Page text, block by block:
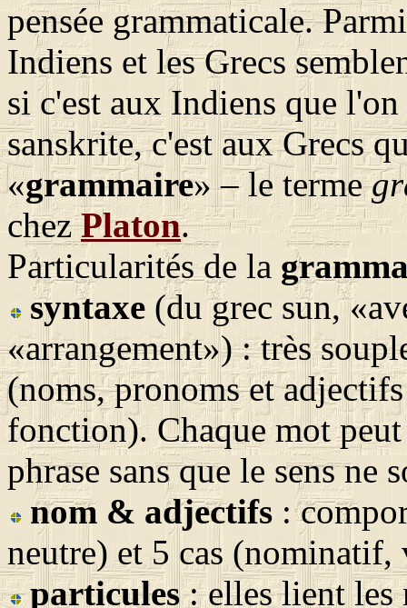
pensée grammaticale.
Indiens et les Grecs
si c'est aux Indiens que
sanskrite, c'est aux Grecs
«grammaire» – le terme
chezPlaton.
Particularités de la
syntaxe (du grec sun,
«arrangement») : très
(noms, pronoms et
fonction). Chaque mot
phrase sans que le sens ne
nom & adjectifs :
neutre) et 5 cas
particules: elles lient les